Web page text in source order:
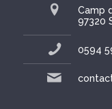
Camp
97320
0594